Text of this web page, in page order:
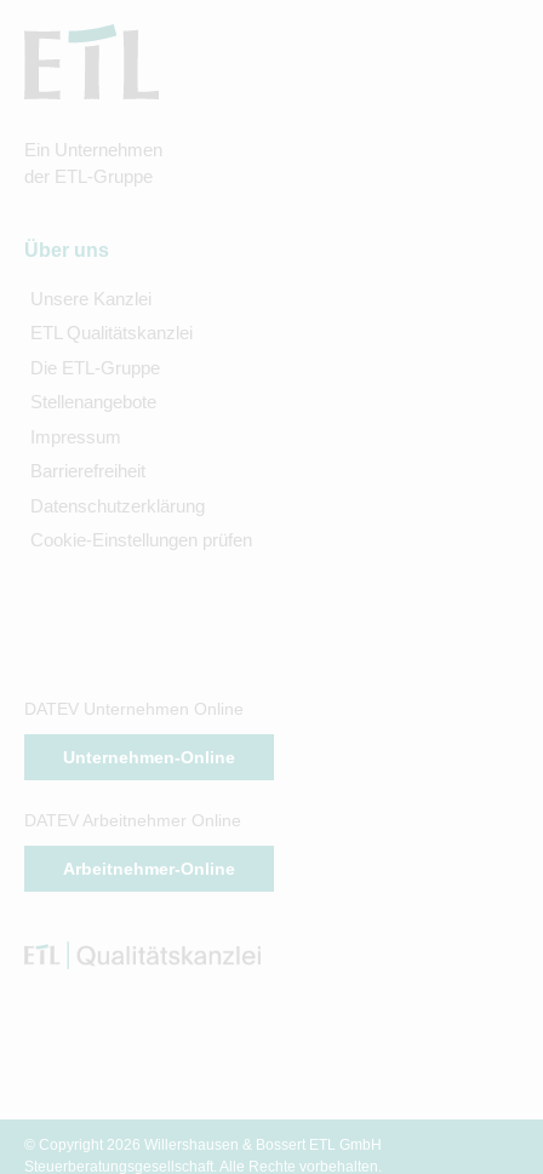
Ein Unternehmen
der ETL-Gruppe
Über uns
Unsere Kanzlei
ETL Qualitätskanzlei
Die ETL-Gruppe
Stellenangebote
Impressum
Barrierefreiheit
Datenschutzerklärung
Cookie-Einstellungen prüfen
DATEV Unternehmen Online
Unternehmen-Online
DATEV Arbeitnehmer Online
Arbeitnehmer-Online
© Copyright 2026 Willershausen & Bossert ETL GmbH
Steuerberatungsgesellschaft. Alle Rechte vorbehalten.